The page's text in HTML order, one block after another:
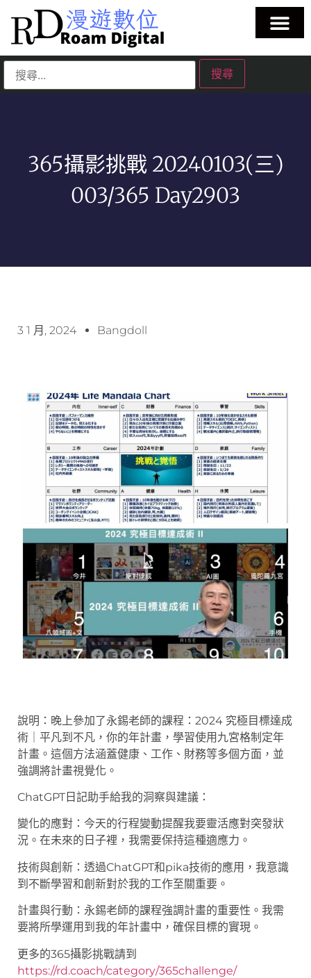
365攝影挑戰 20240103(三)
003/365 Day2903
3 1 月, 2024 Bangdoll
說明：晚上參加了永錫老師的課程：2024 究極目標達成
術｜平凡到不凡，你的年計畫，學習使用九宮格制定年
計畫。這個方法涵蓋健康、工作、財務等多個方面，並
強調將計畫視覺化。
ChatGPT日記助手給我的洞察與建議：
變化的應對：今天的行程變動提醒我要靈活應對突發狀
況。在未來的日子裡，我需要保持這種適應力。
技術與創新：透過ChatGPT和pika技術的應用，我意識
到不斷學習和創新對於我的工作至關重要。
計畫與行動：永錫老師的課程強調計畫的重要性。我需
要將所學運用到我的年計畫中，確保目標的實現。
更多的365攝影挑戰請到
https://rd.coach/category/365challenge/